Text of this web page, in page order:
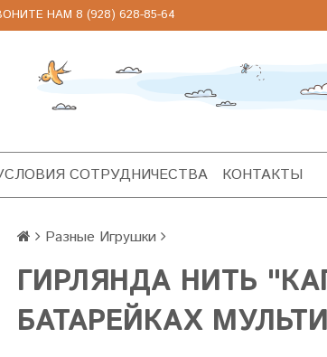
НАМ 8 (928) 628-85-64
СОТРУДНИЧЕСТВА КОНТАКТЫ
Разные Игрушки
ГИРЛЯНДА НИТЬ
БАТАРЕЙКАХ МУЛЬТИ